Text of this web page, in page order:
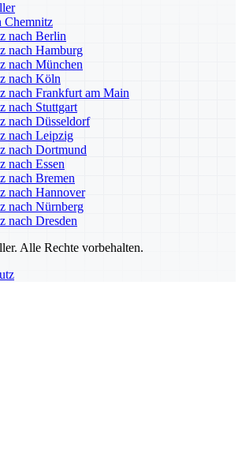
Chemnitz
nach Berlin
nach Hamburg
nach München
nach Köln
nach Frankfurt am Main
nach Stuttgart
nach Düsseldorf
nach Leipzig
nach Dortmund
nach Essen
nach Bremen
nach Hannover
nach Nürnberg
nach Dresden
Alle Rechte vorbehalten.